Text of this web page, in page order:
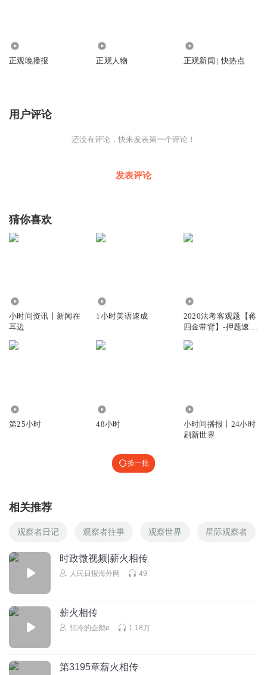
人才，一步一步地走下去，最终都能成为对社会有用的人、
国之栋梁。”“德智体美劳全面发展，字字千金，都是经过多
变化，科技也会取得巨大进步，需要他们全面发展，用新理
取优秀的东西，同时也不摒弃西方文明成果，真正把青少年
培养成为拥有“四个自信”的孩子。
安小学的少先队员们回信，希望大家“从小坚定听党话、跟
党走的决心，刻苦学习，树立理想，砥砺品格，增长本
领”。
△澳门濠江中学附属英才学校的小学生给习近平写的信。
2019年，一封来自澳门濠江中学附属英才学校小朋友的
信，习近平总书记读了好几遍。“写得很感人，能感觉到你
来到学校看望小朋友们。他语重心长地说：“中华文明是唯
一没有断流的古老文明。五千年的历史是我们文化自信的源
刻理解现在中国人民对中华民族伟大复兴的强烈愿望。”
传承红色基因、加强思想引领、树立正确的价值观……习近
对路、起好步。
“‘两个一百年’要靠你们接力奋斗”
“中国梦”“与人为善”……2014年5月30日，北京市海淀区民
族小学墨韵堂里，书法社团的学生们正在书写古训警句。习
正观晚播报 正观人物 正观新闻 | 快热点
用户评论
还没有评论，快来发表第一个评论！
发表评论
猜你喜欢
小时间资讯丨新闻在
耳边
1小时美语速成
2020法考客观题【蒋
四金带背】-押题速记
第25小时 48小时
小时间播报丨24小时
刷新世界
换一批
相关推荐
观察者日记 观察者往事 观察世界 星际观察者
时政微视频|薪火相传
人民日报海外网 49
薪火相传
怕冷的企鹅e 1.18万
第3195章薪火相传